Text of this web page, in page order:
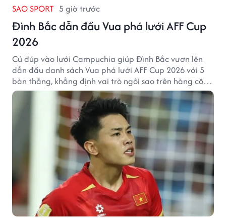
SAO SPORT 5 giờ trước
Đình Bắc dẫn đầu Vua phá lưới AFF Cup
2026
Cú đúp vào lưới Campuchia giúp Đình Bắc vươn lên
dẫn đầu danh sách Vua phá lưới AFF Cup 2026 với 5
bàn thắng, khẳng định vai trò ngôi sao trên hàng công
tuyển Việt Nam.